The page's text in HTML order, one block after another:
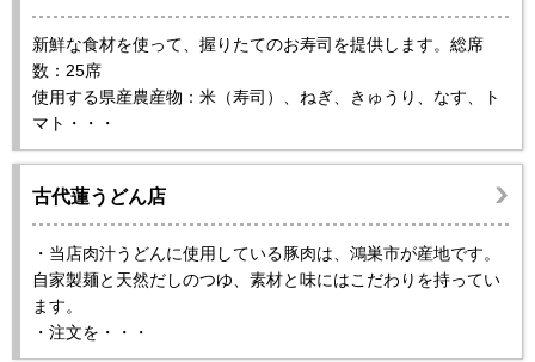
新鮮な食材を使って、握りたてのお寿司を提供します。総席
数：25席
使用する県産農産物：米（寿司）、ねぎ、きゅうり、なす、ト
マト・・・
古代蓮うどん店
・当店肉汁うどんに使用している豚肉は、鴻巣市が産地です。
自家製麺と天然だしのつゆ、素材と味にはこだわりを持ってい
ます。
・注文を・・・